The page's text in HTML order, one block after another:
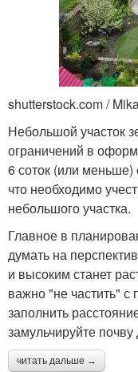
shutterstock.com /
Небольшой участок
ограничений в
6 соток (или меньше)
что необходимо
небольшого участка.
Главное в
думать на
и высоким станет
важно "не частить" с
заполнить
замульчируйте
читать дальше →